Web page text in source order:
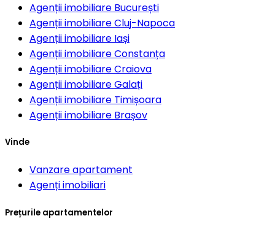
Agenții imobiliare București
Agenții imobiliareCluj-Napoca
Agenții imobiliare Iași
Agenții imobiliareConstanța
Agenții imobiliareCraiova
Agenții imobiliareGalați
Agenții imobiliare Timișoara
Agenții imobiliare Brașov
Vinde
Vanzare apartament
Agenți imobiliari
Prețurile apartamentelor